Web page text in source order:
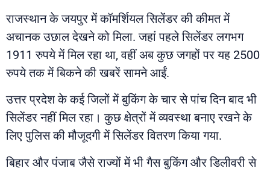
राजस्थान के जयपुर में कॉमर्शियल सिलेंडर की कीमत में
अचानक उछाल देखने को मिला. जहां पहले सिलेंडर लगभग
1911 रुपये में मिल रहा था, वहीं अब कुछ जगहों पर यह 2500
रुपये तक में बिकने की खबरें सामने आईं.
उत्तर प्रदेश के कई जिलों में बुकिंग के चार से पांच दिन बाद भी
सिलेंडर नहीं मिल रहा। कुछ क्षेत्रों में व्यवस्था बनाए रखने के
लिए पुलिस की मौजूदगी में सिलेंडर वितरण किया गया.
बिहार और पंजाब जैसे राज्यों में भी गैस बुकिंग और डिलीवरी से